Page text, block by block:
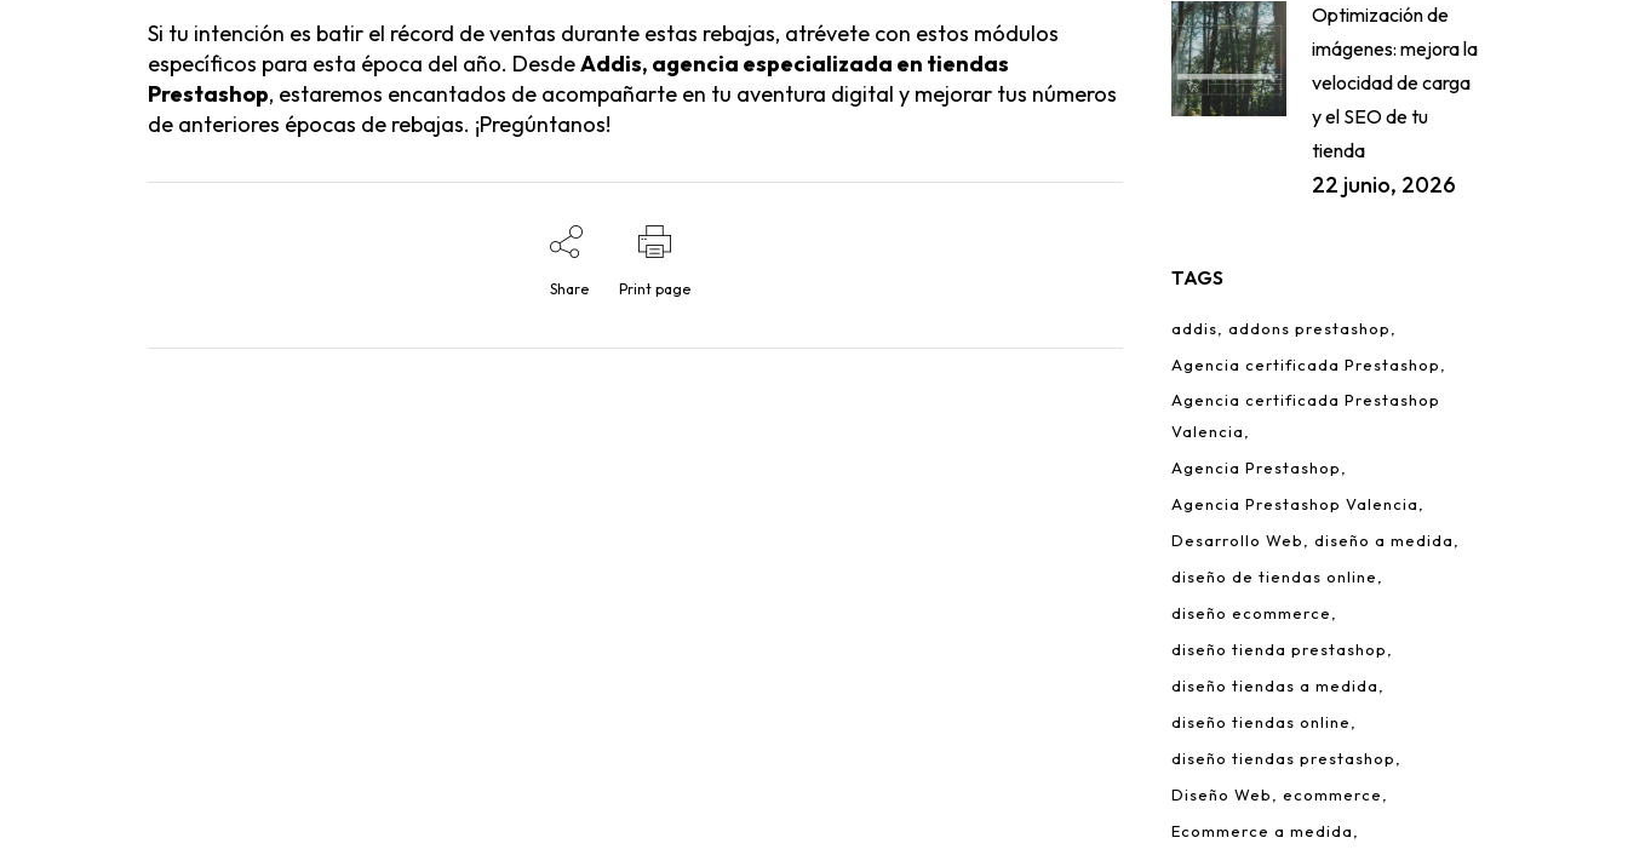
Si tu intención es batir el récord de ventas durante estas rebajas, atrévete con estos módulos
específicos para esta época del año. DesdeAddis, agencia especializada en tiendas
Prestashop, estaremos encantados de acompañarte en tu aventura digital y mejorar tus números
de anteriores épocas de rebajas. ¡Pregúntanos!
Share Print page
Optimización de
imágenes: mejora la
velocidad de carga
y el SEO de tu
tienda
22 junio, 2026
TAGS
addis
addons prestashop
Agencia certificada Prestashop
Agencia certificada Prestashop
Valencia
Agencia Prestashop
Agencia Prestashop Valencia
Desarrollo Web
diseño a medida
diseño de tiendas online
diseño ecommerce
diseño tienda prestashop
diseño tiendas a medida
diseño tiendas online
diseño tiendas prestashop
Diseño Web
ecommerce
Ecommerce a medida